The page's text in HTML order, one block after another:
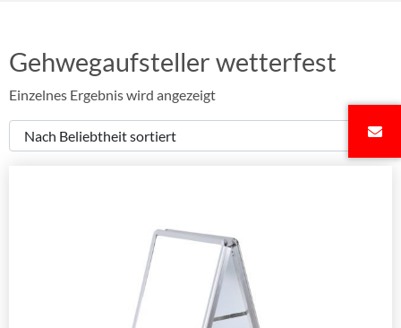
Gehwegaufsteller wetterfest
Einzelnes Ergebnis wird angezeigt